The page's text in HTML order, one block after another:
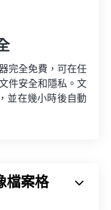
完全免費，可在任
件安全和隱私。文
並在幾小時後自動
檔案格